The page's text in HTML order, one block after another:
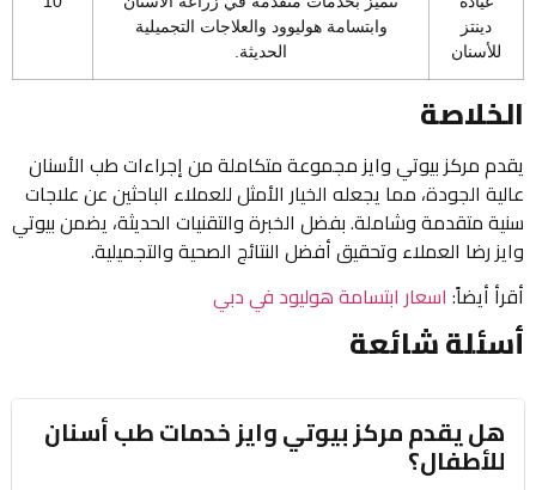
دينتز
للأسنان
وابتسامة هوليوود والعلاجات التجميلية
الحديثة.
الخلاصة
يقدم مركز بيوتي وايز مجموعة متكاملة من إجراءات طب الأسنان
عالية الجودة، مما يجعله الخيار الأمثل للعملاء الباحثين عن علاجات
سنية متقدمة وشاملة. بفضل الخبرة والتقنيات الحديثة، يضمن بيوتي
وايز رضا العملاء وتحقيق أفضل النتائج الصحية والتجميلية.
أقرأ أيضاً: اسعار ابتسامة هوليود في دبي
أسئلة شائعة
هل يقدم مركز بيوتي وايز خدمات طب أسنان
للأطفال؟